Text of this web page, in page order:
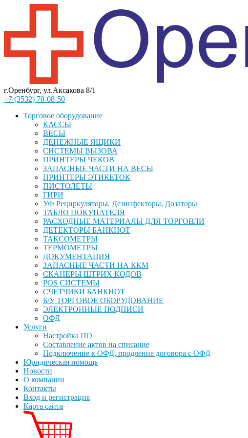
г.Оренбург, ул.Аксакова 8/1
+7 (3532) 78-08-50
Торговое оборудование
КАССЫ
ВЕСЫ
ДЕНЕЖНЫЕ ЯЩИКИ
СИСТЕМЫ ВЫЗОВА
ПРИНТЕРЫ ЧЕКОВ
ЗАПАСНЫЕ ЧАСТИ НА ВЕСЫ
ПРИНТЕРЫ ЭТИКЕТОК
ПИСТОЛЕТЫ
ГИРИ
УФ Рециркуляторы, Дезинфекторы, Дозаторы
ТАБЛО ПОКУПАТЕЛЯ
РАСХОДНЫЕ МАТЕРИАЛЫ ДЛЯ ТОРГОВЛИ
ДЕТЕКТОРЫ БАНКНОТ
ТАКСОМЕТРЫ
ТЕРМОМЕТРЫ
ДОКУМЕНТАЦИЯ
ЗАПАСНЫЕ ЧАСТИ НА ККМ
СКАНЕРЫ ШТРИХ КОДОВ
POS СИСТЕМЫ
СЧЕТЧИКИ БАНКНОТ
Б/У ТОРГОВОЕ ОБОРУДОВАНИЕ
ЭЛЕКТРОННЫЕ ПОДПИСИ
ОФД
Услуги
Настройка ПО
Составление актов на списание
Подключение к ОФД, продление договора с ОФД
Юридическая помощь
Новости
О компании
Контакты
Вход и регистрация
Карта сайта